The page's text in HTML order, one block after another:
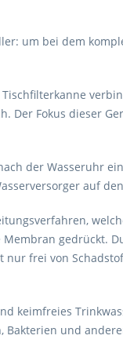
um bei dem
Der Fokus dieser
der Wasseruhr
auf
gedrückt.
frei von
keimfreies
und